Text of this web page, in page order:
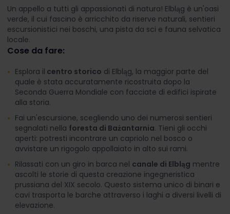
Un appello a tutti gli appassionati di natura! Elbląg è un'oasi
verde, il cui fascino è arricchito da riserve naturali, sentieri
escursionistici nei boschi, una pista da sci e fauna selvatica
locale.
Cose da fare:
Esplora il centro storico di Elbląg, la maggior parte del
quale è stata accuratamente ricostruita dopo la
Seconda Guerra Mondiale con facciate di edifici ispirate
alla storia.
Fai un'escursione, scegliendo uno dei numerosi sentieri
segnalati nella foresta di Bażantarnia. Tieni gli occhi
aperti: potresti incontrare un capriolo nel bosco o
avvistare un rigogolo appollaiato in alto sui rami.
Rilassati con un giro in barca nel canale di Elbląg mentre
ascolti le storie di questa creazione ingegneristica
prussiana del XIX secolo. Questo sistema unico di binari e
cavi trasporta le barche attraverso i laghi a diversi livelli di
elevazione.